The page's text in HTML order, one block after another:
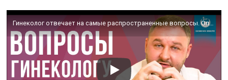
Гинеколог отвечает на самые распространенные вопросы. Опасна ли экстренная контрацепция? #2